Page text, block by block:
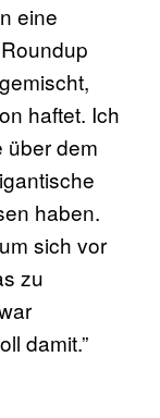
eine
haftet. Ich
über dem
haben.
sich vor
zu
damit.”